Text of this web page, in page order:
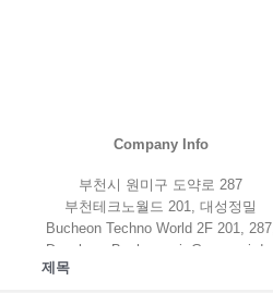
제목
Company Info
부천시 원미구 도약로 287
부천테크노월드 201, 대성정밀
Bucheon Techno World 2F 201, 287,
Doyak-ro, Bucheon-si, Gyeonggi-do,